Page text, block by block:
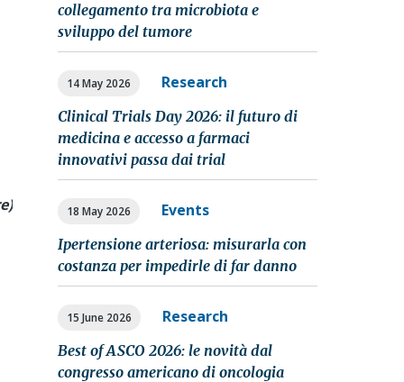
collegamento tra microbiota e
sviluppo del tumore
14 May 2026 Research
Clinical Trials Day 2026: il futuro di
medicina e accesso a farmaci
innovativi passa dai trial
18 May 2026 Events
Ipertensione arteriosa: misurarla con
costanza per impedirle di far danno
15 June 2026 Research
Best of ASCO 2026: le novità dal
congresso americano di oncologia